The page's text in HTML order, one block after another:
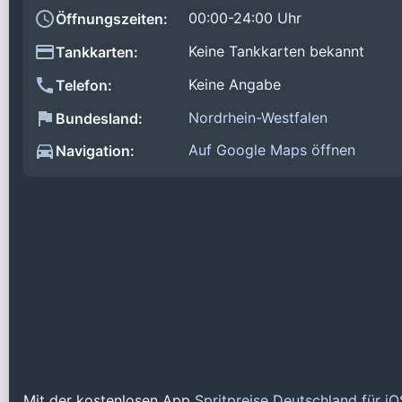
Öffnungszeiten:
00:00-24:00 Uhr
Tankkarten:
Keine Tankkarten bekannt
Telefon:
Keine Angabe
Bundesland:
Nordrhein-Westfalen
Navigation:
Auf Google Maps öffnen